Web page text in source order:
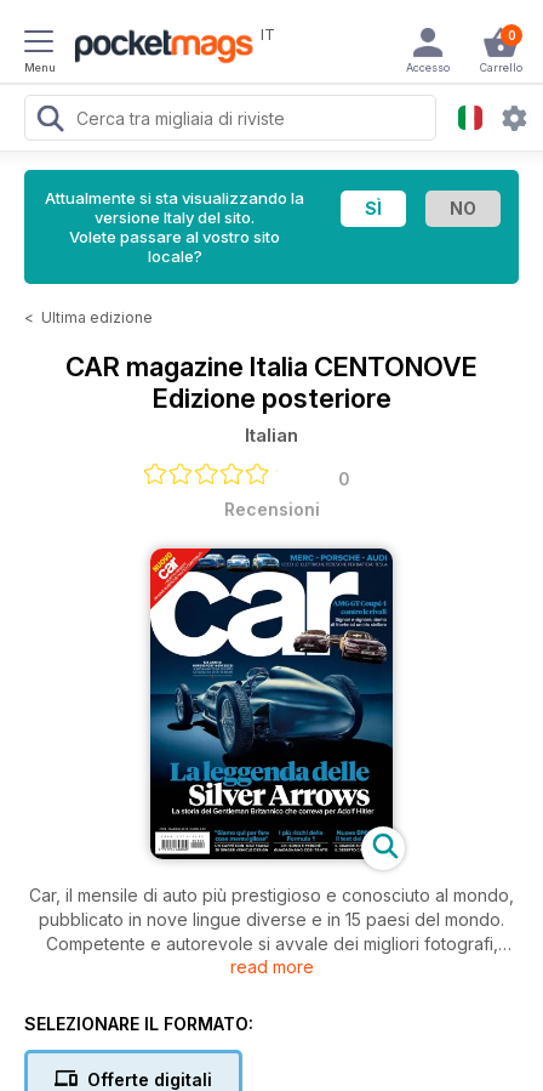
Menu
IT 0
Carrello
Accesso
Attualmente si sta visualizzando la
versione Italy del sito.
Volete passare al vostro sito
locale?
< Ultima edizione
CAR magazine Italia CENTONOVE
Edizione posteriore
Italian
0
Recensioni
Car, il mensile di auto più prestigioso e conosciuto al mondo,
pubblicato in nove lingue diverse e in 15 paesi del mondo.
Competente e autorevole si avvale dei migliori fotografi,
giornalisti, scrittori e designer internazionali. Un unico mix di
automobilistiche.
read more
SELEZIONARE IL FORMATO:
Offerte digitali